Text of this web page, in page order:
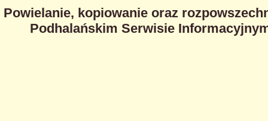
Powielanie, kopiowanie oraz
Podhalańskim Serwisie